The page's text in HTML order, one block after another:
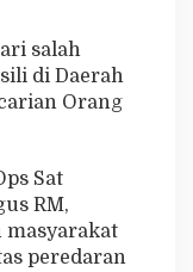
salah
di Daerah
Orang
Sat
RM,
masyarakat
peredaran